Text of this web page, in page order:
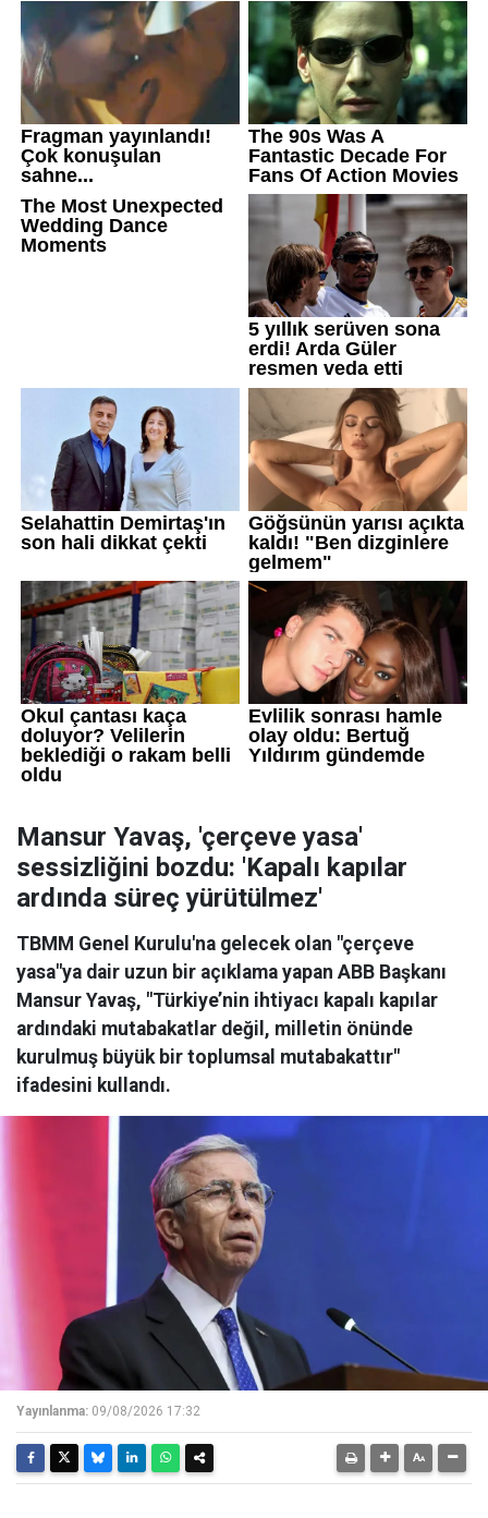
Mansur Yavaş, 'çerçeve yasa'
sessizliğini bozdu: 'Kapalı kapılar
ardında süreç yürütülmez'
TBMM Genel Kurulu'na gelecek olan "çerçeve
yasa"ya dair uzun bir açıklama yapan ABB Başkanı
Mansur Yavaş, "Türkiye’nin ihtiyacı kapalı kapılar
ardındaki mutabakatlar değil, milletin önünde
kurulmuş büyük bir toplumsal mutabakattır"
ifadesini kullandı.
Yayınlanma: 09/08/2026 17:32